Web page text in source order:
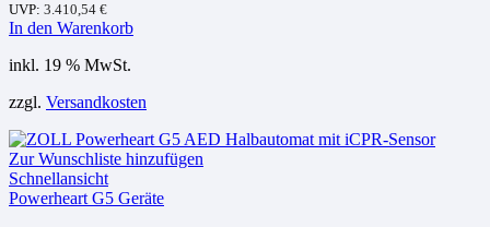
UVP: 3.410,54 €
In den Warenkorb
inkl. 19 % MwSt.
zzgl. Versandkosten
Zur Wunschliste hinzufügen
Schnellansicht
Powerheart G5 Geräte